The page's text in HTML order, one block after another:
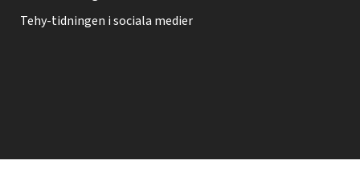
Tehy-tidningen i sociala medier